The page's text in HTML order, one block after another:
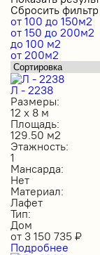
Сбросить фильтр
от 100 до 150м2
от 150 до 200м2
до 100 м2
от 200м2
Л - 2238
Размеры:
12 х 8 м
Площадь:
129.50 м2
Этажность:
1
Мансарда:
Нет
Материал:
Лафет
Тип:
Дом
от 3 150 735 ₽
Подробнее